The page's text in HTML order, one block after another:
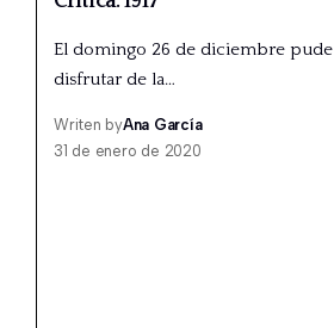
El domingo 26 de diciembre pude
disfrutar de la…
Writen byAna García
31 de enero de 2020